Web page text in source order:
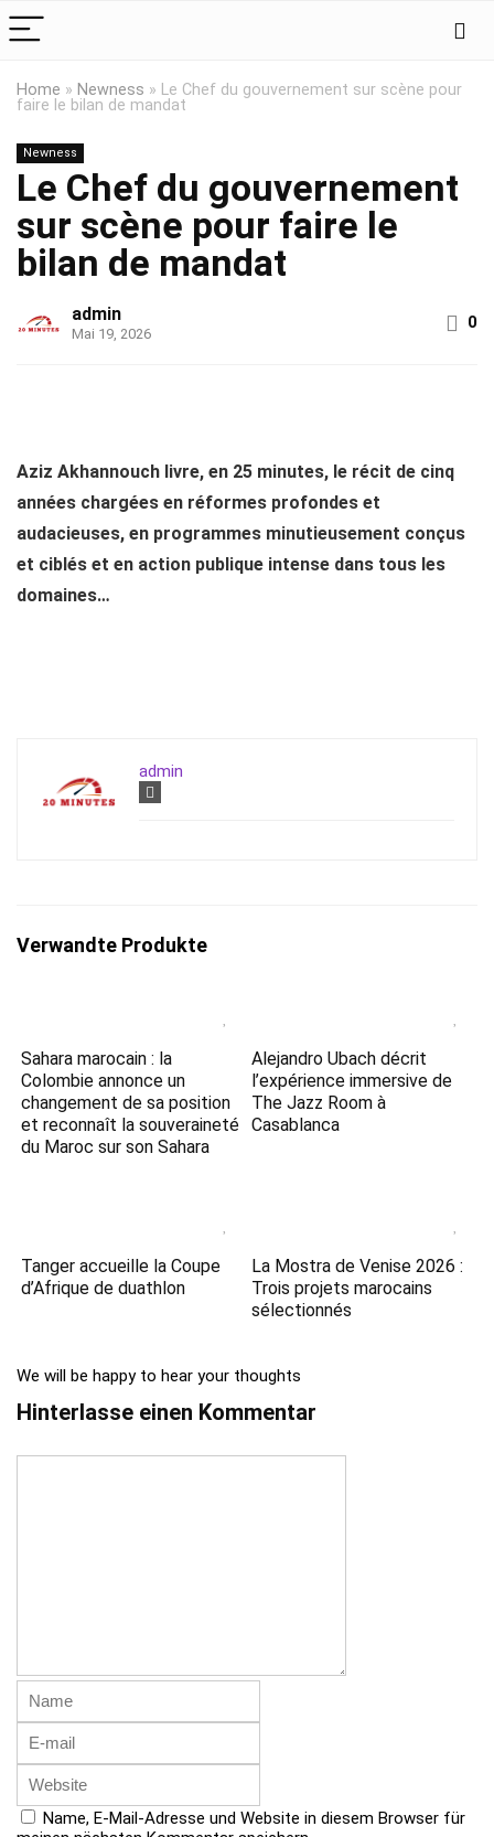
Home » Newness » Le Chef du gouvernement sur scène pour
faire le bilan de mandat
Newness
Le Chef du gouvernement
sur scène pour faire le
bilan de mandat
admin
Mai 19, 2026
0
Aziz Akhannouch livre, en 25 minutes, le récit de cinq
années chargées en réformes profondes et
audacieuses, en programmes minutieusement conçus
et ciblés et en action publique intense dans tous les
domaines…
admin
Verwandte Produkte
Sahara marocain : la
Colombie annonce un
changement de sa position
et reconnaît la souveraineté
du Maroc sur son Sahara
Alejandro Ubach décrit
l’expérience immersive de
The Jazz Room à
Casablanca
Tanger accueille la Coupe
d’Afrique de duathlon
La Mostra de Venise 2026 :
Trois projets marocains
sélectionnés
We will be happy to hear your thoughts
Hinterlasse einen Kommentar
Name, E-Mail-Adresse und Website in diesem Browser für